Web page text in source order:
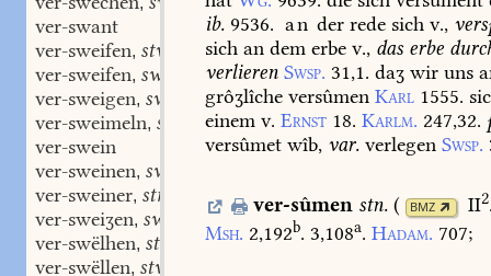
ver-swant
ver-sweifen, stv.
ver-sweifen, swv.
ver-sweigen, swv.
ver-sweimeln, swv.
ver-swein
ver-sweinen, swv.
ver-sweiner, stm.
ver-sweiʒen, swv.
ver-swëlhen, stv.
ver-swëllen, stv.
ib. 9536. an derredesichv.,
sich an dem erbe v., das erbe
verlieren Swsp. 31,1. daʒ wir uns
grôʒlîche versûmen Karl 1555.
einem v. Ernst 18. Karlm. 247,32.
versûmet wîb, var. verlegen Swsp.
ver-sûmen stn. ( BMZ II2
Msh. 2,192b. 3,108a. Hadam. 707;